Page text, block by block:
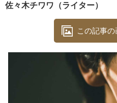
佐々木チワワ（ライター）
この記事の